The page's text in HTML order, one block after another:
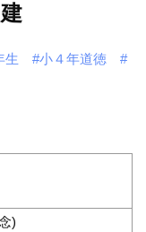
生 #小４年道徳
#
)